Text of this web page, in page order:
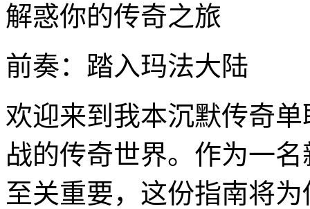
解惑你的传奇之旅
前奏：踏入玛法大陆
欢迎来到我本沉默传奇
战的传奇世界。作为一
至关重要，这份指南将